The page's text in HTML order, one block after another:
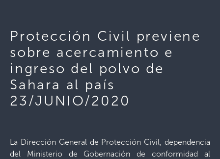
Protección Civil previene
sobre acercamiento e
ingreso del polvo de
Sahara al país
23/JUNIO/2020
La Dirección General de Protección Civil, dependencia
del Ministerio de Gobernación de conformidad al